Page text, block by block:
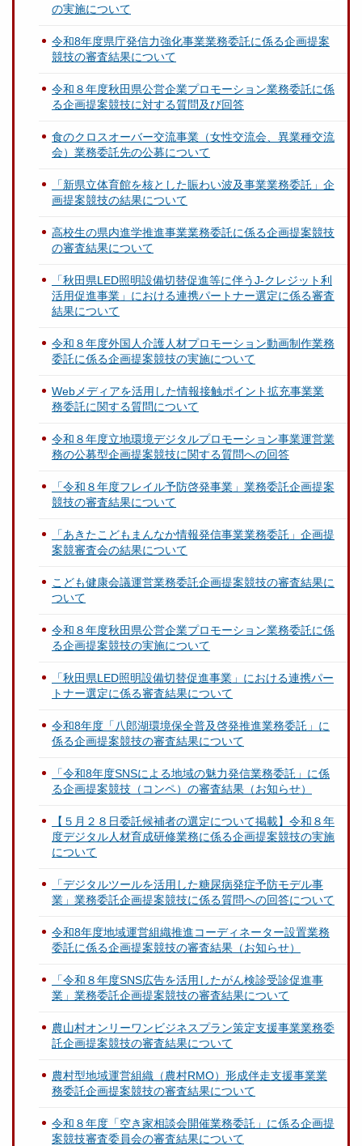
の実施について
令和8年度県庁発信力強化事業業務委託に係る企画提案
競技の審査結果について
令和８年度秋田県公営企業プロモーション業務委託に係
る企画提案競技に対する質問及び回答
食のクロスオーバー交流事業（女性交流会、異業種交流
会）業務委託先の公募について
「新県立体育館を核とした賑わい波及事業業務委託」企
画提案競技の結果について
高校生の県内進学推進事業業務委託に係る企画提案競技
の審査結果について
「秋田県LED照明設備切替促進等に伴うJ-クレジット利
活用促進事業」における連携パートナー選定に係る審査
結果について
令和８年度外国人介護人材プロモーション動画制作業務
委託に係る企画提案競技の実施について
Webメディアを活用した情報接触ポイント拡充事業業
務委託に関する質問について
令和８年度立地環境デジタルプロモーション事業運営業
務の公募型企画提案競技に関する質問への回答
「令和８年度フレイル予防啓発事業」業務委託企画提案
競技の審査結果について
「あきたこどもまんなか情報発信事業業務委託」企画提
案競審査会の結果について
こども健康会議運営業務委託企画提案競技の審査結果に
ついて
令和８年度秋田県公営企業プロモーション業務委託に係
る企画提案競技の実施について
「秋田県LED照明設備切替促進事業」における連携パー
トナー選定に係る審査結果について
令和8年度「八郎湖環境保全普及啓発推進業務委託」に
係る企画提案競技の審査結果について
「令和8年度SNSによる地域の魅力発信業務委託」に係
る企画提案競技（コンペ）の審査結果（お知らせ）
【５月２８日委託候補者の選定について掲載】令和８年
度デジタル人材育成研修業務に係る企画提案競技の実施
について
「デジタルツールを活用した糖尿病発症予防モデル事
業」業務委託企画提案競技に係る質問への回答について
令和8年度地域運営組織推進コーディネーター設置業務
委託に係る企画提案競技の審査結果（お知らせ）
「令和８年度SNS広告を活用したがん検診受診促進事
業」業務委託企画提案競技の審査結果について
農山村オンリーワンビジネスプラン策定支援事業業務委
託企画提案競技の審査結果について
農村型地域運営組織（農村RMO）形成伴走支援事業業
務委託企画提案競技の審査結果について
令和８年度「空き家相談会開催業務委託」に係る企画提
案競技審査委員会の審査結果について